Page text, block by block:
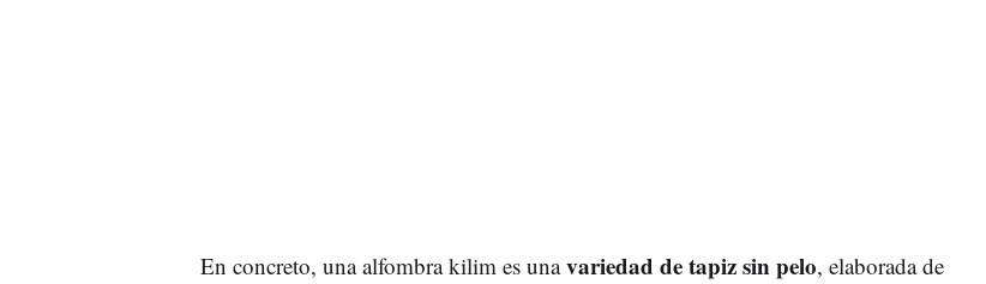
En concreto, una alfombra kilim es unavariedad de tapiz sin pelo, elaborada de